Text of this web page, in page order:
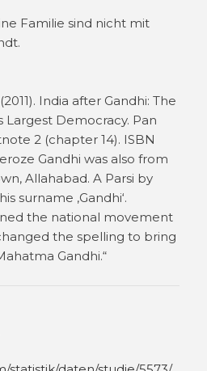
Familie sind nicht mit
India after Gandhi: The
Largest Democracy. Pan
2 (chapter 14). ISBN
Gandhi was also from
Allahabad. A Parsi by
surname ‚Gandhi‘.
the national movement
the spelling to bring
Gandhi.“